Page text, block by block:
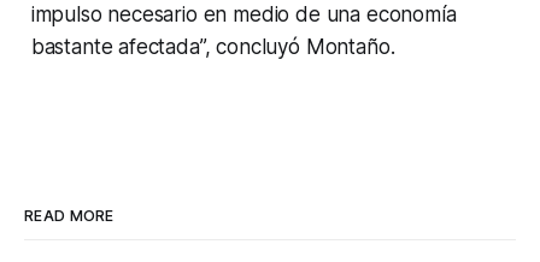
impulso necesario en medio de una economía
bastante afectada”, concluyó Montaño.
READ MORE